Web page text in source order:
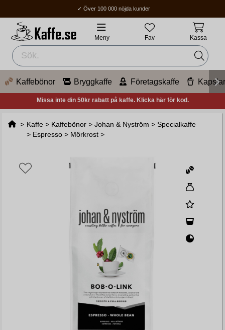
✓ Över 100 000 nöjda kunder
✓ Fri frakt över 400Kr
✓ Hemleverans / Ombud: 1-3 vardagar.
Meny Fav Kassa
Kaffebönor Bryggkaffe Företagskaffe Kapslar
Missa inte din 50kr rabatt på kaffe. Klicka här för kod.
> Kaffe > Kaffebönor >Johan & Nyström >Specialkaffe
> Espresso > Mörkrost >